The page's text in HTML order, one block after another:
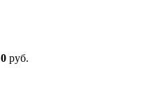
0 руб.